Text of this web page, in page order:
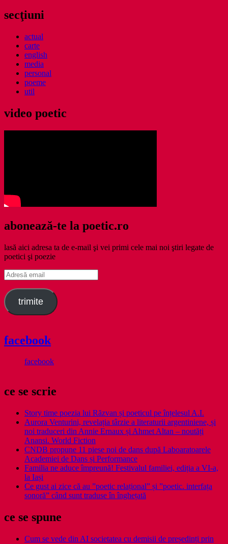
secţiuni
actual
carte
english
media
personal
poeme
util
video poetic
abonează-te la poetic.ro
lasă aici adresa ta de e-mail şi vei primi cele mai noi ştiri legate de
poetici şi poezie
Adresă
email
trimite
facebook
facebook
ce se scrie
Story time poezia lui Răzvan și poeticul pe înțelesul A.I.
Aurora Venturini, revelația târzie a literaturii argentiniene, și
noi traduceri din Annie Ernaux și Ahmet Altan – noutăți
Anansi. World Fiction
CNDB propune 11 piese noi de dans după Laboaratoarele
Academiei de Dans și Performance
Familia ne aduce împreună! Festivalul familiei, ediția a VI-a,
la Iași
Ce gust ai zice că au ”poetic relațional” și ”poetic. interfața
sonoră” când sunt traduse în înghețată
ce se spune
Cum se vede din AI societatea cu demisii de președinți prin